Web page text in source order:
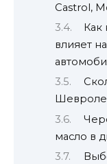
Castrol,
Как
влияет
Шевроле
масло в